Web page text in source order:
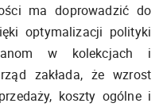
ma doprowadzić do
optymalizacji polityki
w kolekcjach i
zakłada, że wzrost
koszty ogólne i